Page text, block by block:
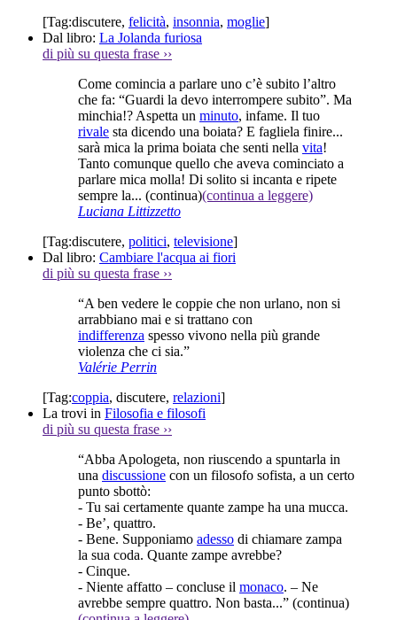
[Tag:discutere, felicità, insonnia, moglie]
Dal libro: La Jolanda furiosa
di più su questa frase ››
Come comincia a parlare uno c’è subito l’altro
che fa: “Guardi la devo interrompere subito”. Ma
minchia!? Aspetta un minuto, infame. Il tuo
rivale sta dicendo una boiata? E fagliela finire...
sarà mica la prima boiata che senti nella vita!
Tanto comunque quello che aveva cominciato a
parlare mica molla! Di solito si incanta e ripete
sempre la... (continua)(continua a leggere)
Luciana Littizzetto
[Tag:discutere, politici, televisione]
Dal libro: Cambiare l'acqua ai fiori
di più su questa frase ››
“A ben vedere le coppie che non urlano, non si
arrabbiano mai e si trattano con
indifferenza spesso vivono nella più grande
violenza che ci sia.”
Valérie Perrin
[Tag:coppia, discutere, relazioni]
La trovi in Filosofia e filosofi
di più su questa frase ››
“Abba Apologeta, non riuscendo a spuntarla in
una discussione con un filosofo sofista, a un certo
punto sbottò:
- Tu sai certamente quante zampe ha una mucca.
- Be’, quattro.
- Bene. Supponiamo adesso di chiamare zampa
la sua coda. Quante zampe avrebbe?
- Cinque.
- Niente affatto – concluse il monaco. – Ne
avrebbe sempre quattro. Non basta...” (continua)